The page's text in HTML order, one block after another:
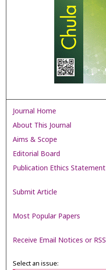
Journal Home
About This Journal
Aims & Scope
Editorial Board
Publication Ethics Statement
Submit Article
Most Popular Papers
Receive Email Notices or RSS
Select an issue: